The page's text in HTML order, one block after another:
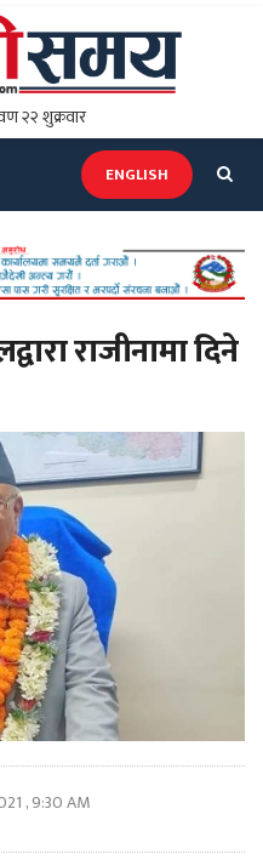
ENGLISH
राजीनामा दिने
, 9:30 AM